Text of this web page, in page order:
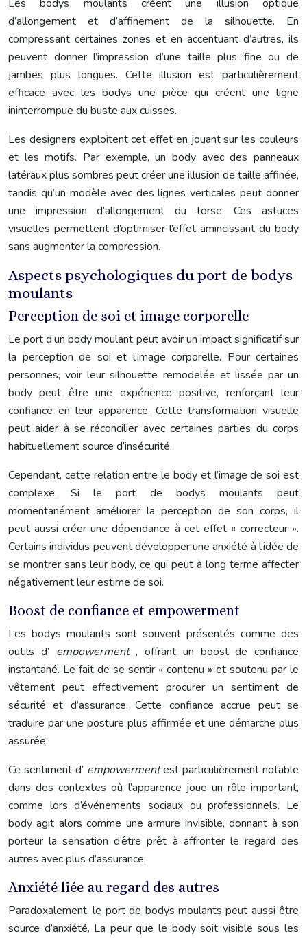
Les bodys moulants créent une illusion optique
d’allongement et d’affinement de la silhouette. En
compressant certaines zones et en accentuant d’autres, ils
peuvent donner l’impression d’une taille plus fine ou de
jambes plus longues. Cette illusion est particulièrement
efficace avec les bodys une pièce qui créent une ligne
ininterrompue du buste aux cuisses.
Les designers exploitent cet effet en jouant sur les couleurs
et les motifs. Par exemple, un body avec des panneaux
latéraux plus sombres peut créer une illusion de taille affinée,
tandis qu’un modèle avec des lignes verticales peut donner
une impression d’allongement du torse. Ces astuces
visuelles permettent d’optimiser l’effet amincissant du body
sans augmenter la compression.
Aspects psychologiques du port de bodys
moulants
Perception de soi et image corporelle
Le port d’un body moulant peut avoir un impact significatif sur
la perception de soi et l’image corporelle. Pour certaines
personnes, voir leur silhouette remodelée et lissée par un
body peut être une expérience positive, renforçant leur
confiance en leur apparence. Cette transformation visuelle
peut aider à se réconcilier avec certaines parties du corps
habituellement source d’insécurité.
Cependant, cette relation entre le body et l’image de soi est
complexe. Si le port de bodys moulants peut
momentanément améliorer la perception de son corps, il
peut aussi créer une dépendance à cet effet « correcteur ».
Certains individus peuvent développer une anxiété à l’idée de
se montrer sans leur body, ce qui peut à long terme affecter
négativement leur estime de soi.
Boost de confiance et empowerment
Les bodys moulants sont souvent présentés comme des
outils d’ empowerment, offrant un boost de confiance
instantané. Le fait de se sentir « contenu » et soutenu par le
vêtement peut effectivement procurer un sentiment de
sécurité et d’assurance. Cette confiance accrue peut se
traduire par une posture plus affirmée et une démarche plus
assurée.
Ce sentiment d’ empowermentest particulièrement notable
dans des contextes où l’apparence joue un rôle important,
comme lors d’événements sociaux ou professionnels. Le
body agit alors comme une armure invisible, donnant à son
porteur la sensation d’être prêt à affronter le regard des
autres avec plus d’assurance.
Anxiété liée au regard des autres
Paradoxalement, le port de bodys moulants peut aussi être
source d’anxiété. La peur que le body soit visible sous les